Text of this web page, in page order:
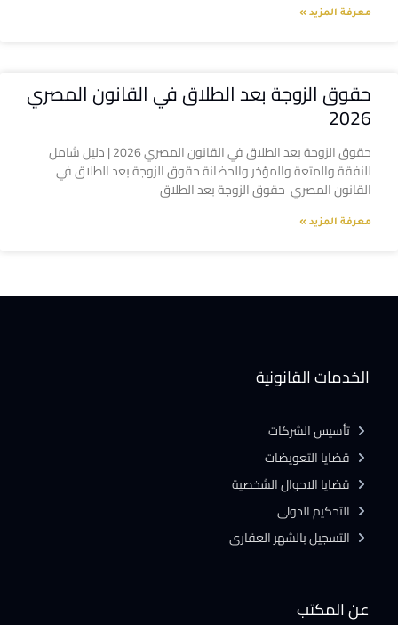
معرفة المزيد »
حقوق الزوجة بعد الطلاق في القانون المصري
2026
حقوق الزوجة بعد الطلاق في القانون المصري 2026 | دليل شامل
للنفقة والمتعة والمؤخر والحضانة حقوق الزوجة بعد الطلاق في
القانون المصري حقوق الزوجة بعد الطلاق
معرفة المزيد »
عن المكتب
الخدمات القانونية
تأسيس الشركات
قضايا التعويضات
قضايا الاحوال الشخصية
التحكيم الدولى
التسجيل بالشهر العقارى